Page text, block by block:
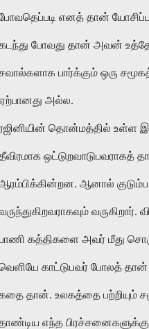
எனத் தான்
போவது தான் அவன்
பார்க்கும் ஒரு
அல்ல.
தொன்மத்தில் உள்ள
ஒட்டுறவாடுபவராகத்
ஆனால்
கத்திகளை அவர் மீது
காட்டுபவர் போலத் தான்
தான். உலகத்தை பற்றியும்
எந்த